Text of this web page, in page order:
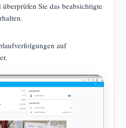
Sie das beabsichtigte
auf